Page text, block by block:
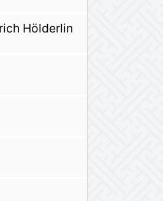
Hölderlin